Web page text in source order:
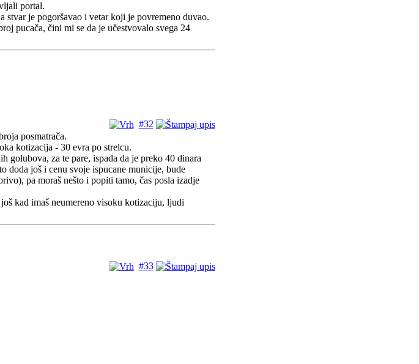
portal.
stvar je pogoršavao i vetar koji je povremeno duvao.
pucača, čini mi se da je učestvovalo svega 24
#32
posmatrača.
kotizacija - 30 evra po strelcu.
golubova, za te pare, ispada da je preko 40 dinara
doda još i cenu svoje ispucane municije, bude
pa moraš nešto i popiti tamo, čas posla izadje
kad imaš neumereno visoku kotizaciju, ljudi
#33